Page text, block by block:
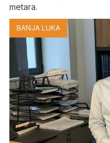
metara.
BANJA LUKA